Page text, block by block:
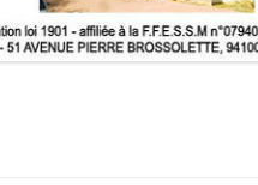
DE FORMATION
(MFT) FFESSM